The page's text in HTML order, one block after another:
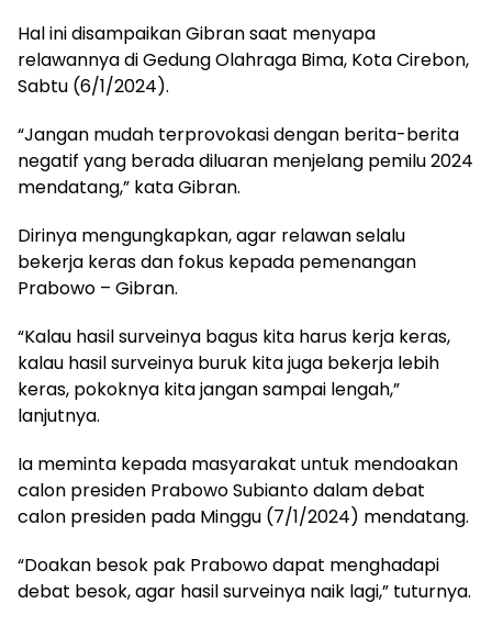
Hal ini disampaikan Gibran saat menyapa
relawannya di Gedung Olahraga Bima, Kota Cirebon,
Sabtu (6/1/2024).
“Jangan mudah terprovokasi dengan berita-berita
negatif yang berada diluaran menjelang pemilu 2024
mendatang,” kata Gibran.
Dirinya mengungkapkan, agar relawan selalu
bekerja keras dan fokus kepada pemenangan
Prabowo – Gibran.
“Kalau hasil surveinya bagus kita harus kerja keras,
kalau hasil surveinya buruk kita juga bekerja lebih
keras, pokoknya kita jangan sampai lengah,”
lanjutnya.
Ia meminta kepada masyarakat untuk mendoakan
calon presiden Prabowo Subianto dalam debat
calon presiden pada Minggu (7/1/2024) mendatang.
“Doakan besok pak Prabowo dapat menghadapi
debat besok, agar hasil surveinya naik lagi,” tuturnya.